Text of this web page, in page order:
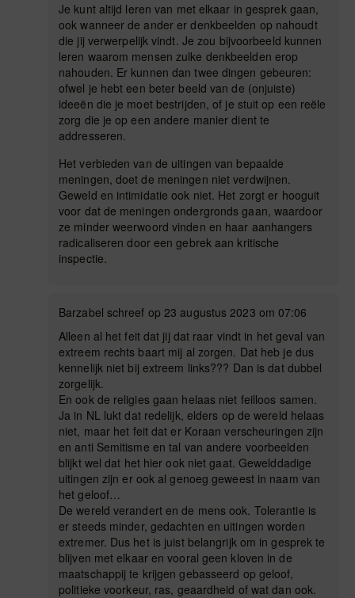
Je kunt altijd leren van met elkaar in gesprek gaan,
ook wanneer de ander er denkbeelden op nahoudt
die jij verwerpelijk vindt. Je zou bijvoorbeeld kunnen
leren waarom mensen zulke denkbeelden erop
nahouden. Er kunnen dan twee dingen gebeuren:
ofwel je hebt een beter beeld van de (onjuiste)
ideeën die je moet bestrijden, of je stuit op een reële
zorg die je op een andere manier dient te
addresseren.
Het verbieden van de uitingen van bepaalde
meningen, doet de meningen niet verdwijnen.
Geweld en intimidatie ook niet. Het zorgt er hooguit
voor dat de meningen ondergronds gaan, waardoor
ze minder weerwoord vinden en haar aanhangers
radicaliseren door een gebrek aan kritische
inspectie.
Barzabel schreef op 23 augustus 2023 om 07:06
Alleen al het feit dat jij dat raar vindt in het geval van
extreem rechts baart mij al zorgen. Dat heb je dus
kennelijk niet bij extreem links??? Dan is dat dubbel
zorgelijk.
En ook de religies gaan helaas niet feilloos samen.
Ja in NL lukt dat redelijk, elders op de wereld helaas
niet, maar het feit dat er Koraan verscheuringen zijn
en anti Semitisme en tal van andere voorbeelden
blijkt wel dat het hier ook niet gaat. Gewelddadige
uitingen zijn er ook al genoeg geweest in naam van
het geloof…
De wereld verandert en de mens ook. Tolerantie is
er steeds minder, gedachten en uitingen worden
extremer. Dus het is juist belangrijk om in gesprek te
blijven met elkaar en vooral geen kloven in de
maatschappij te krijgen gebasseerd op geloof,
politieke voorkeur, ras, geaardheid of wat dan ook.